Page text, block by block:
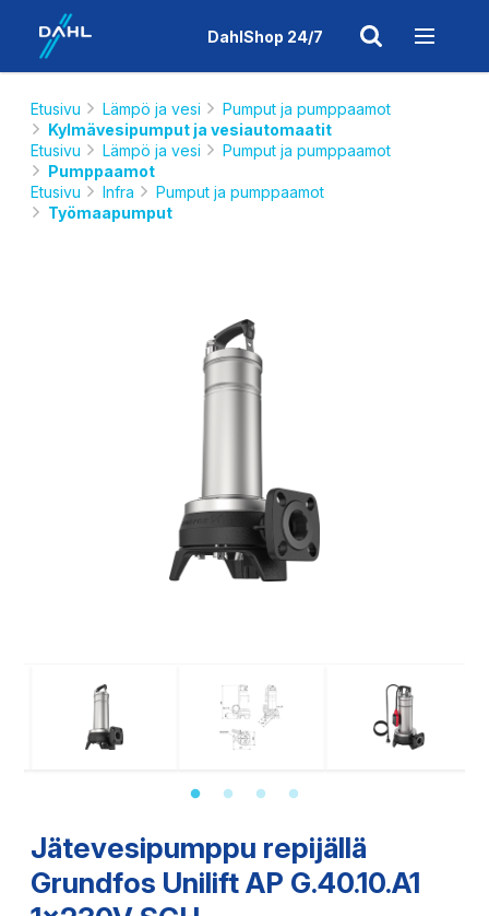
DahlShop 24/7
Etusivu Lämpö ja vesi
Pumput ja pumppaamot
Kylmävesipumput ja vesiautomaatit
Etusivu
Lämpö ja vesi
Pumput ja pumppaamot
Pumppaamot
Etusivu
Infra
Pumput ja pumppaamot
Työmaapumput
Jätevesipumppu repijällä
Grundfos Unilift AP G.40.10.A1